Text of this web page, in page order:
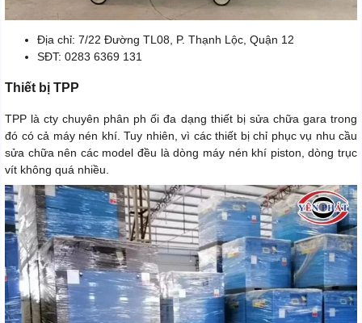
Địa chỉ: 7/22 Đường TL08, P. Thạnh Lộc, Quận 12
SĐT: 0283 6369 131
Thiết bị TPP
TPP là cty chuyên phân ph ối đa dạng thiết bị sửa chữa gara trong
đó có cả máy nén khí. Tuy nhiên, vì các thiết bị chỉ phục vụ nhu cầu
sửa chữa nên các model đều là dòng máy nén khí piston, dòng trục
vít không quá nhiều.